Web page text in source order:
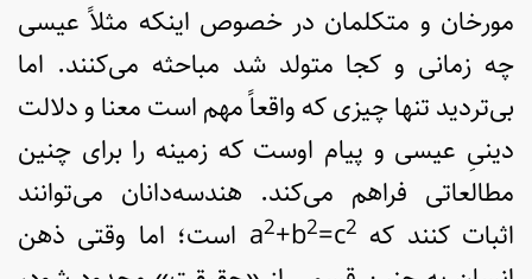
مورخان و متکلمان در خصوص اینکه مثلاً عیسی
چه زمانی و کجا متولد شد مباحثه می‌کنند. اما
بی‌تردید تنها چیزی که واقعاً مهم است معنا و دلالت
دینیِ عیسی و پیام اوست که زمینه را برای چنین
مطالعاتی فراهم می‌کند. هندسه‌دانان می‌توانند
اثبات کنند که a
2+b2=c2
است؛ اما وقتی ذهن